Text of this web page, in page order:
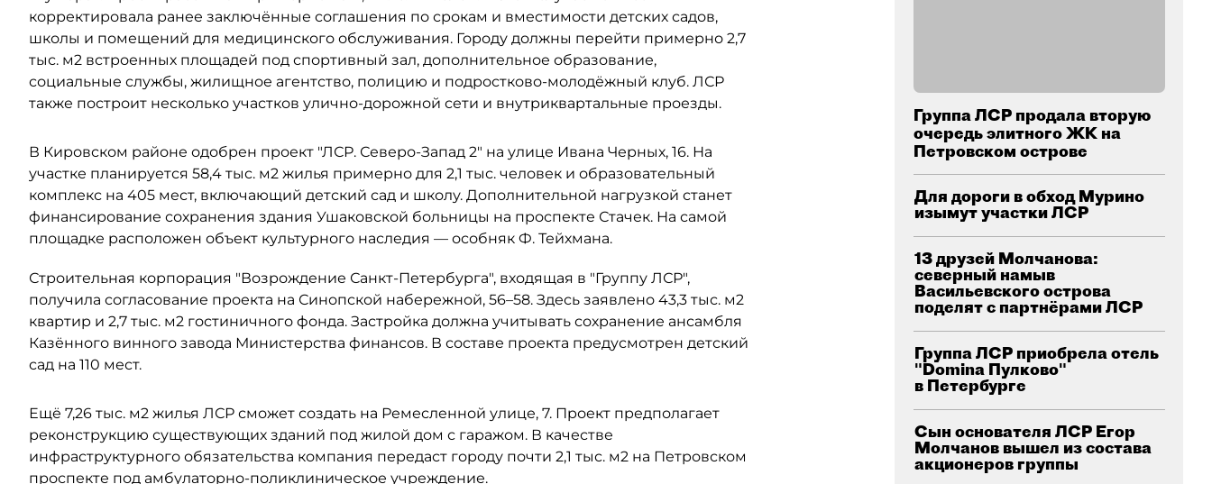
корректировала ранее заключённые соглашения по срокам и вместимости детских садов,
школы и помещений для медицинского обслуживания. Городу должны перейти примерно 2,7
тыс. м2 встроенных площадей под спортивный зал, дополнительное образование,
социальные службы, жилищное агентство, полицию и подростково-молодёжный клуб. ЛСР
также построит несколько участков улично-дорожной сети и внутриквартальные проезды.
В Кировском районе одобрен проект "ЛСР. Северо-Запад 2" на улице Ивана Черных, 16. На
участке планируется 58,4 тыс. м2 жилья примерно для 2,1 тыс. человек и образовательный
комплекс на 405 мест, включающий детский сад и школу. Дополнительной нагрузкой станет
финансирование сохранения здания Ушаковской больницы на проспекте Стачек. На самой
площадке расположен объект культурного наследия — особняк Ф. Тейхмана.
Строительная корпорация "Возрождение Санкт-Петербурга", входящая в "Группу ЛСР",
получила согласование проекта на Синопской набережной, 56–58. Здесь заявлено 43,3 тыс. м2
квартир и 2,7 тыс. м2 гостиничного фонда. Застройка должна учитывать сохранение ансамбля
Казённого винного завода Министерства финансов. В составе проекта предусмотрен детский
сад на 110 мест.
Ещё 7,26 тыс. м2 жилья ЛСР сможет создать на Ремесленной улице, 7. Проект предполагает
реконструкцию существующих зданий под жилой дом с гаражом. В качестве
инфраструктурного обязательства компания передаст городу почти 2,1 тыс. м2 на Петровском
проспекте под амбулаторно-поликлиническое учреждение.
Группа ЛСР продала вторую
очередь элитного ЖК на
Петровском острове
Для дороги в обход Мурино
изымут участки ЛСР
13 друзей Молчанова:
северный намыв
Васильевского острова
поделят с партнёрами ЛСР
Группа ЛСР приобрела отель
"Domina Пулково"
в Петербурге
Сын основателя ЛСР Егор
Молчанов вышел из состава
акционеров группы